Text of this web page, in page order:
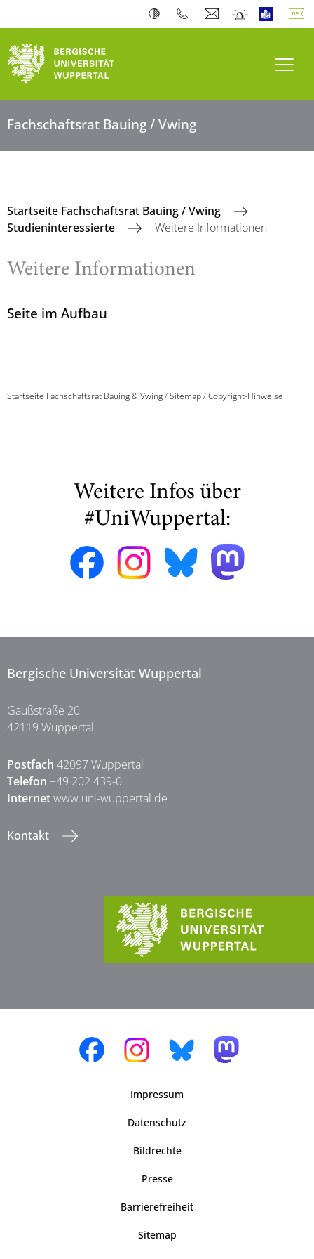
Fachschaftsrat Bauing / Vwing
Startseite Fachschaftsrat Bauing / Vwing
Studieninteressierte
Weitere Informationen
Weitere Informationen
Seite im Aufbau
Startseite Fachschaftsrat Bauing & Vwing/Sitemap/Copyright-Hinweise
Weitere Infos über
#UniWuppertal:
Bergische Universität Wuppertal
Gaußstraße 20
42119 Wuppertal
Postfach 42097 Wuppertal
Telefon +49 202 439-0
Internetwww.uni-wuppertal.de
Kontakt
Impressum
Datenschutz
Bildrechte
Presse
Barrierefreiheit
Sitemap